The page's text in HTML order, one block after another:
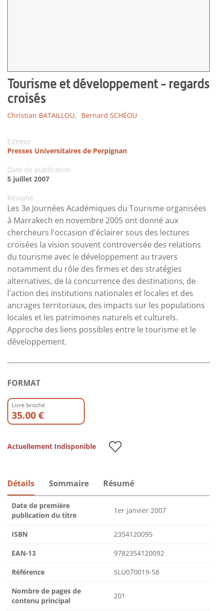
Tourisme et développement - regards
croisés
Christian BATAILLOU, Bernard SCHÉOU
Editeur
Presses Universitaires de Perpignan
Date de publication
5 juillet 2007
Résumé
Les 3e Journées Académiques du Tourisme organisées
à Marrakech en novembre 2005 ont donné aux
chercheurs l'occasion d'éclairer sous des lectures
croisées la vision souvent controversée des relations
du tourisme avec le développement au travers
notamment du rôle des firmes et des stratégies
alternatives, de la concurrence des destinations, de
l'action des institutions nationales et locales et des
ancrages territoriaux, des impacts sur les populations
locales et les patrimoines naturels et culturels.
Approche des liens possibles entre le tourisme et le
développement.
FORMAT
Livre broché
35.00 €
Actuellement Indisponible
Détails Sommaire Résumé
Date de première
publication du titre
1er janvier 2007
ISBN 2354120095
EAN-13 9782354120092
Référence SLU070019-58
Nombre de pages de
contenu principal
201